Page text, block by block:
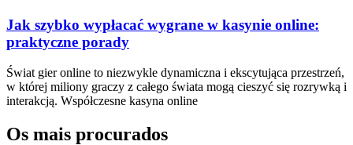
Jak szybko wypłacać wygrane w kasynie online:
praktyczne porady
Świat gier online to niezwykle dynamiczna i ekscytująca przestrzeń,
w której miliony graczy z całego świata mogą cieszyć się rozrywką i
interakcją. Współczesne kasyna online
Os mais procurados